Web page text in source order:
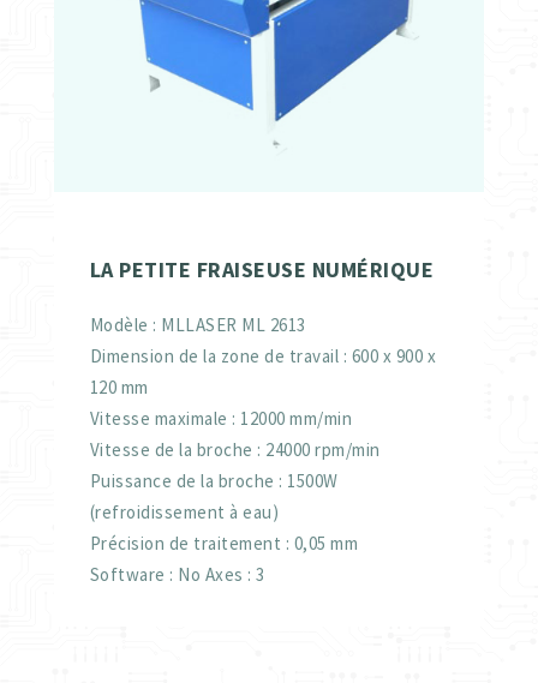
LA PETITE FRAISEUSE NUMÉRIQUE
Modèle : MLLASER ML 2613
Dimension de la zone de travail : 600 x 900 x
120 mm
Vitesse maximale : 12000 mm/min
Vitesse de la broche : 24000 rpm/min
Puissance de la broche : 1500W
(refroidissement à eau)
Précision de traitement : 0,05 mm
Software : No Axes : 3